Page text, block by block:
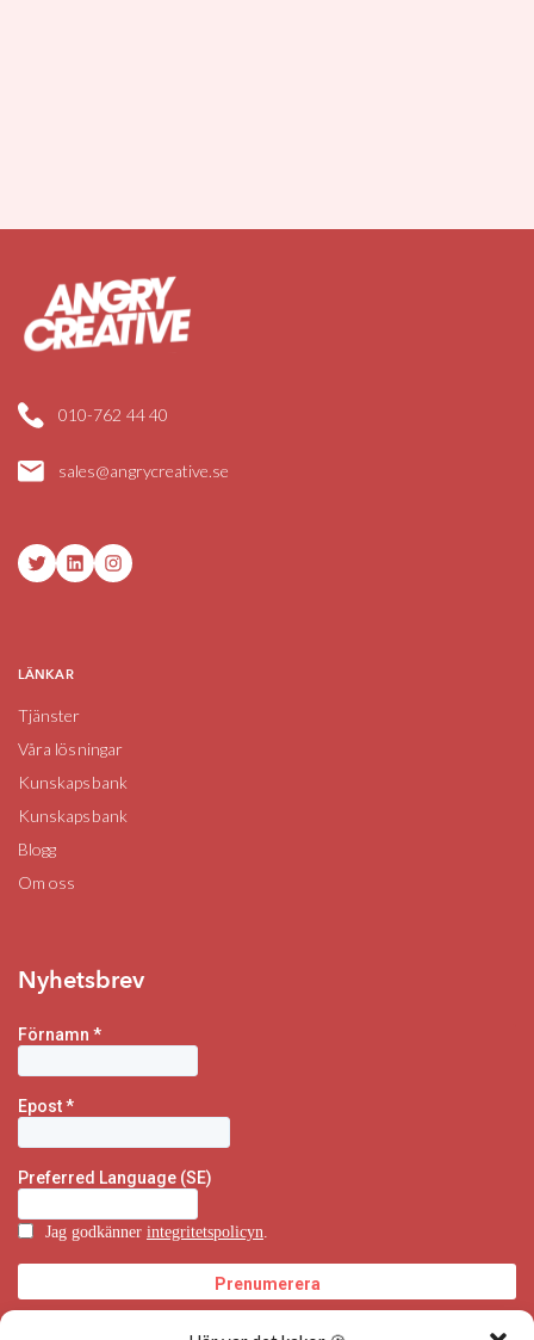
010-762 44 40
sales@angrycreative.se
TwitterLinkedInInstagram
LÄNKAR
Tjänster
Våra lösningar
Kunskapsbank
Kunskapsbank
Blogg
Om oss
Nyhetsbrev